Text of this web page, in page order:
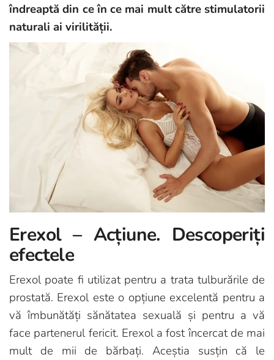
îndreaptă din ce în ce mai mult către stimulatorii
naturali ai virilității.
Erexol – Acțiune. Descoperiți
efectele
Erexol poate fi utilizat pentru a trata tulburările de
prostată. Erexol este o opțiune excelentă pentru a
vă îmbunătăți sănătatea sexuală și pentru a vă
face partenerul fericit. Erexol a fost încercat de mai
mult de mii de bărbați. Aceștia susțin că le